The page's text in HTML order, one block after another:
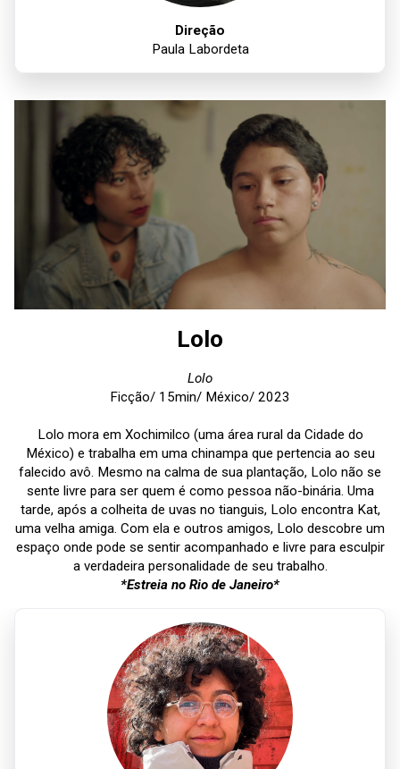
Direção
Paula Labordeta
Lolo
Lolo
Ficção/ 15min/ México/ 2023
Lolo mora em Xochimilco (uma área rural da Cidade do
México) e trabalha em uma chinampa que pertencia ao seu
falecido avô. Mesmo na calma de sua plantação, Lolo não se
sente livre para ser quem é como pessoa não-binária. Uma
tarde, após a colheita de uvas no tianguis, Lolo encontra Kat,
uma velha amiga. Com ela e outros amigos, Lolo descobre um
espaço onde pode se sentir acompanhado e livre para esculpir
a verdadeira personalidade de seu trabalho.
*Estreia no Rio de Janeiro*